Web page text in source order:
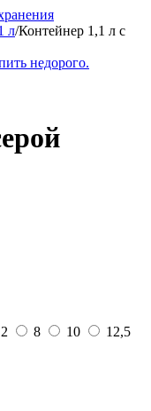
л/Контейнер 1,1 л с
2 8 10
12,5